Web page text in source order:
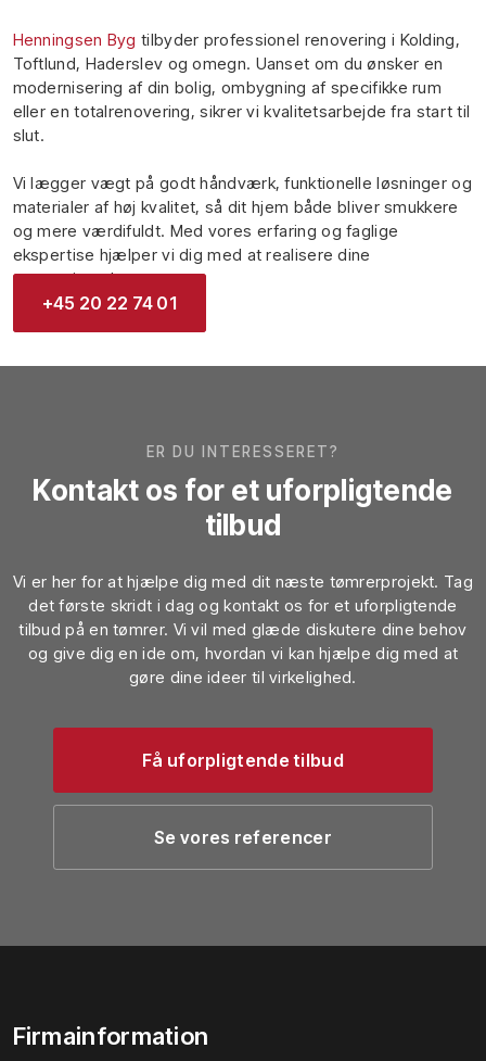
Henningsen Byg tilbyder professionel renovering i Kolding,
Toftlund, Haderslev og omegn. Uanset om du ønsker en
modernisering af din bolig, ombygning af specifikke rum
eller en totalrenovering, sikrer vi kvalitetsarbejde fra start til
slut.
Vi lægger vægt på godt håndværk, funktionelle løsninger og
materialer af høj kvalitet, så dit hjem både bliver smukkere
og mere værdifuldt. Med vores erfaring og faglige
ekspertise hjælper vi dig med at realisere dine
renoveringsdrømme.
+45 20 22 74 01​
ER DU INTERESSERET?
Kontakt os for et uforpligtende
tilbud
Vi er her for at hjælpe dig med dit næste tømrerprojekt. Tag
det første skridt i dag og kontakt os for et uforpligtende
tilbud på en tømrer. Vi vil med glæde diskutere dine behov
og give dig en ide om, hvordan vi kan hjælpe dig med at
gøre dine ideer til virkelighed.
Få uforpligtende tilbud​
Se vores referencer
Firmainformation